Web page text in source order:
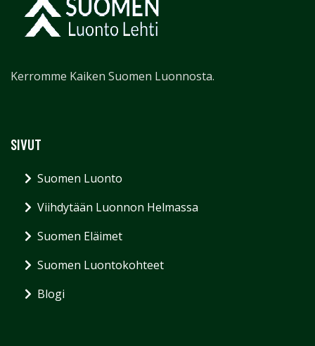
Kerromme Kaiken Suomen Luonnosta.
SIVUT
Suomen Luonto
Viihdytään Luonnon Helmassa
Suomen Eläimet
Suomen Luontokohteet
Blogi